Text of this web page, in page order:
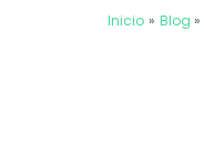
Inicio Blog